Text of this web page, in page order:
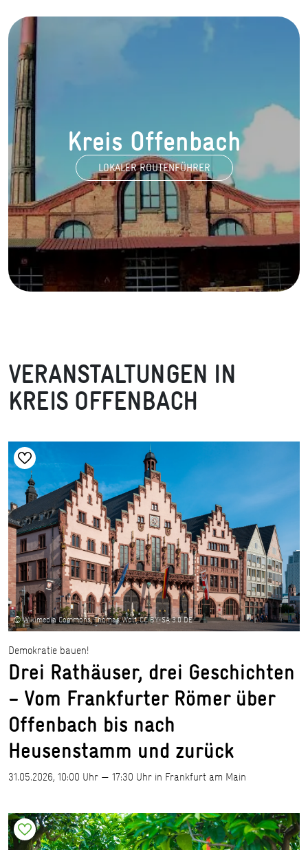
Kreis Offenbach
LOKALER ROUTENFÜHRER
VERANSTALTUNGEN IN
KREIS OFFENBACH
© Wikimedia Commons, Thomas Wolf, CC BY-SA 3.0 DE
Demokratie bauen!
Drei Rathäuser, drei Geschichten
– Vom Frankfurter Römer über
Offenbach bis nach
Heusenstamm und zurück
31.05.2026, 10:00 Uhr — 17:30 Uhr in Frankfurt am Main